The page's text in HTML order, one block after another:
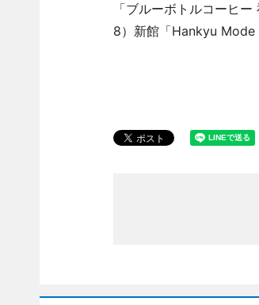
「ブルーボトルコーヒ
8）新館「Hankyu Mode